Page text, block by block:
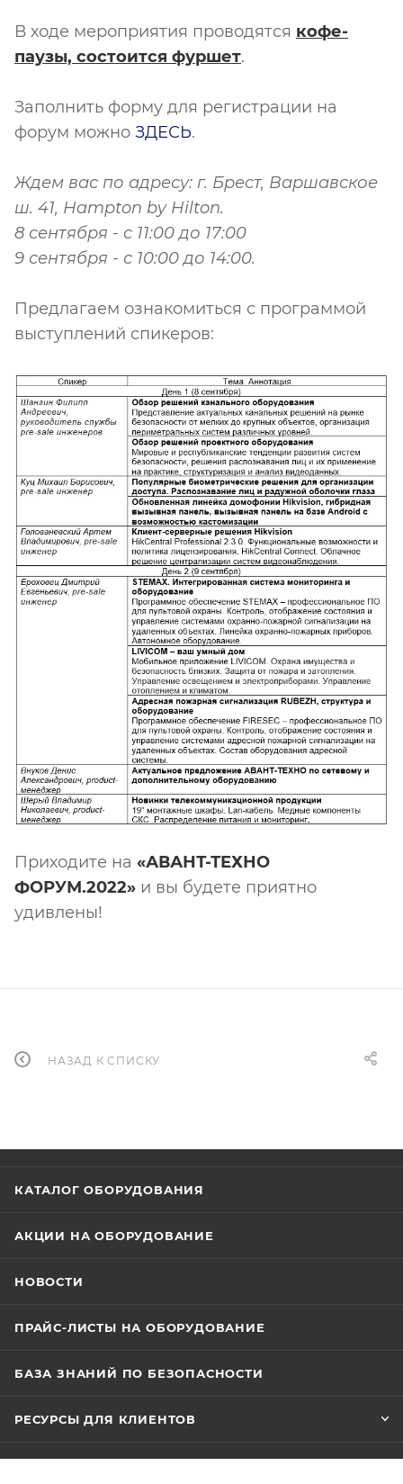
В ходе мероприятия проводятся кофе-
паузы, состоится фуршет.
Заполнить форму для регистрации на
форум можно ЗДЕСЬ.
Ждем вас по адресу: г. Брест, Варшавское
ш. 41, Hampton by Hilton.
8 сентября - с 11:00 до 17:00
9 сентября - с 10:00 до 14:00.
Предлагаем ознакомиться с программой
выступлений спикеров:
Приходите на «АВАНТ-ТЕХНО
ФОРУМ.2022» и вы будете приятно
удивлены!
НАЗАД К СПИСКУ
КАТАЛОГ ОБОРУДОВАНИЯ
АКЦИИ НА ОБОРУДОВАНИЕ
НОВОСТИ
ПРАЙС-ЛИСТЫ НА ОБОРУДОВАНИЕ
БАЗА ЗНАНИЙ ПО БЕЗОПАСНОСТИ
РЕСУРСЫ ДЛЯ КЛИЕНТОВ